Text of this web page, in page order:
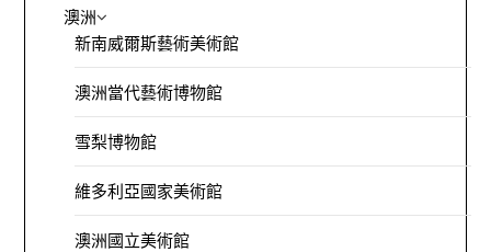
澳洲
新南威爾斯藝術美術館
澳洲當代藝術博物館
雪梨博物館
維多利亞國家美術館
澳洲國立美術館